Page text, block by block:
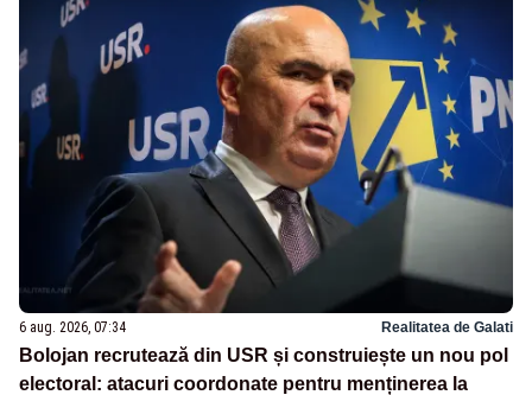
6 aug. 2026, 07:34 Realitatea de Galati
Bolojan recrutează din USR și construiește un nou pol
electoral: atacuri coordonate pentru menținerea la